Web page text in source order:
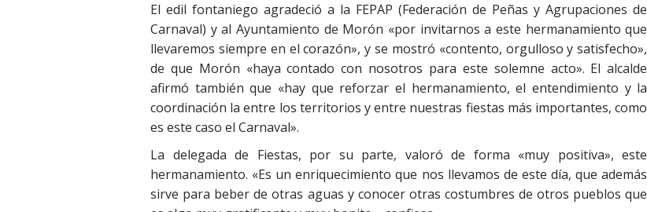
El edil fontaniego agradeció a la FEPAP (Federación de Peñas y Agrupaciones de
Carnaval) y al Ayuntamiento de Morón «por invitarnos a este hermanamiento que
llevaremos siempre en el corazón», y se mostró «contento, orgulloso y satisfecho»,
de que Morón «haya contado con nosotros para este solemne acto». El alcalde
afirmó también que «hay que reforzar el hermanamiento, el entendimiento y la
coordinación la entre los territorios y entre nuestras fiestas más importantes, como
es este caso el Carnaval».
La delegada de Fiestas, por su parte, valoró de forma «muy positiva», este
hermanamiento. «Es un enriquecimiento que nos llevamos de este día, que además
sirve para beber de otras aguas y conocer otras costumbres de otros pueblos que